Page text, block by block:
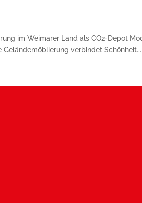
im Weimarer Land als CO2-Depot
Geländemö­blierung verbindet Schönheit...